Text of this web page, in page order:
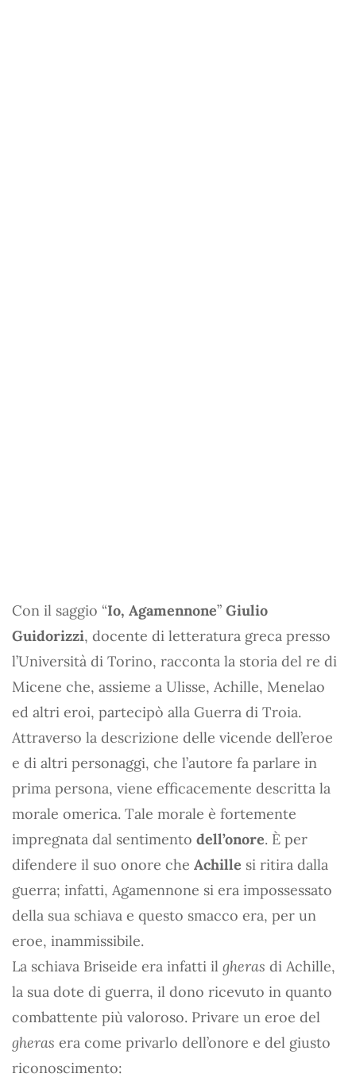
Con il saggio “Io, Agamennone” Giulio
Guidorizzi, docente di letteratura greca presso
l’Università di Torino, racconta la storia del re di
Micene che, assieme a Ulisse, Achille, Menelao
ed altri eroi, partecipò alla Guerra di Troia.
Attraverso la descrizione delle vicende dell’eroe
e di altri personaggi, che l’autore fa parlare in
prima persona, viene efficacemente descritta la
morale omerica. Tale morale è fortemente
impregnata dal sentimento dell’onore. È per
difendere il suo onore che Achille si ritira dalla
guerra; infatti, Agamennone si era impossessato
della sua schiava e questo smacco era, per un
eroe, inammissibile.
La schiava Briseide era infatti il gheras di Achille,
la sua dote di guerra, il dono ricevuto in quanto
combattente più valoroso. Privare un eroe del
gheras era come privarlo dell’onore e del giusto
riconoscimento: